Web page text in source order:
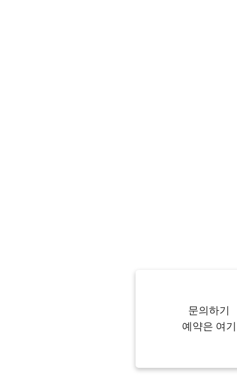
문의하기
예약은 여기